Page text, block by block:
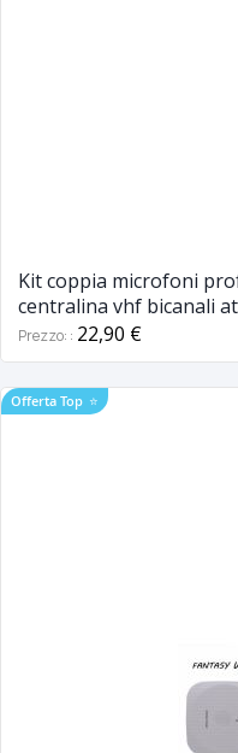
Kit coppia microfoni
centralina vhf bicanali
Prezzo: 22,90 €
Offerta Top ⭐